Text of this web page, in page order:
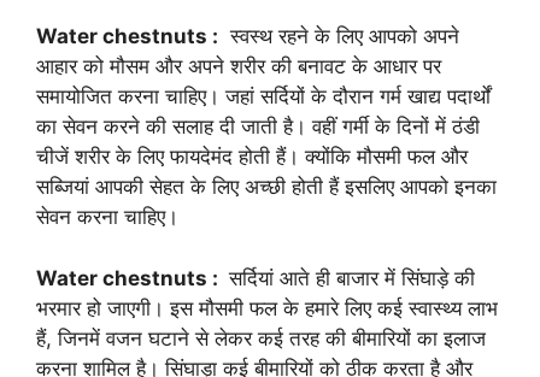
Water chestnuts : स्वस्थ रहने के लिए आपको अपने
आहार को मौसम और अपने शरीर की बनावट के आधार पर
समायोजित करना चाहिए। जहां सर्दियों के दौरान गर्म खाद्य पदार्थों
का सेवन करने की सलाह दी जाती है। वहीं गर्मी के दिनों में ठंडी
चीजें शरीर के लिए फायदेमंद होती हैं। क्योंकि मौसमी फल और
सब्जियां आपकी सेहत के लिए अच्छी होती हैं इसलिए आपको इनका
सेवन करना चाहिए।
Water chestnuts : सर्दियां आते ही बाजार में सिंघाड़े की
भरमार हो जाएगी। इस मौसमी फल के हमारे लिए कई स्वास्थ्य लाभ
हैं, जिनमें वजन घटाने से लेकर कई तरह की बीमारियों का इलाज
करना शामिल है। सिंघाड़ा कई बीमारियों को ठीक करता है और